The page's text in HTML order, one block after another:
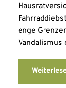
enge